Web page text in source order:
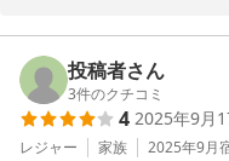
2025-09-25
す。
当館でのご滞在にご満足い
す。
お客様の旅が実りあるもの
投稿者さん
3件のクチコミ
4 2025年9月
レジャー 家族 2025年9月